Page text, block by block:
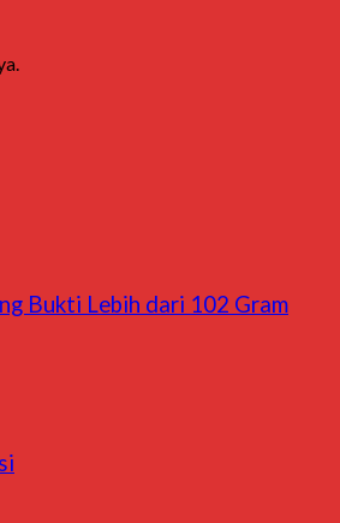
Bukti Lebih dari 102 Gram